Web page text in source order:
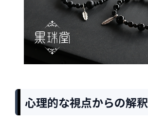
心理的な視点からの解釈